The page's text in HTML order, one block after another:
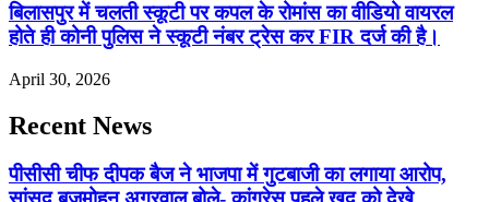
बिलासपुर में चलती स्कूटी पर कपल के रोमांस का वीडियो वायरल
होते ही कोनी पुलिस ने स्कूटी नंबर ट्रेस कर FIR दर्ज की है।
April 30, 2026
Recent News
पीसीसी चीफ दीपक बैज ने भाजपा में गुटबाजी का लगाया आरोप,